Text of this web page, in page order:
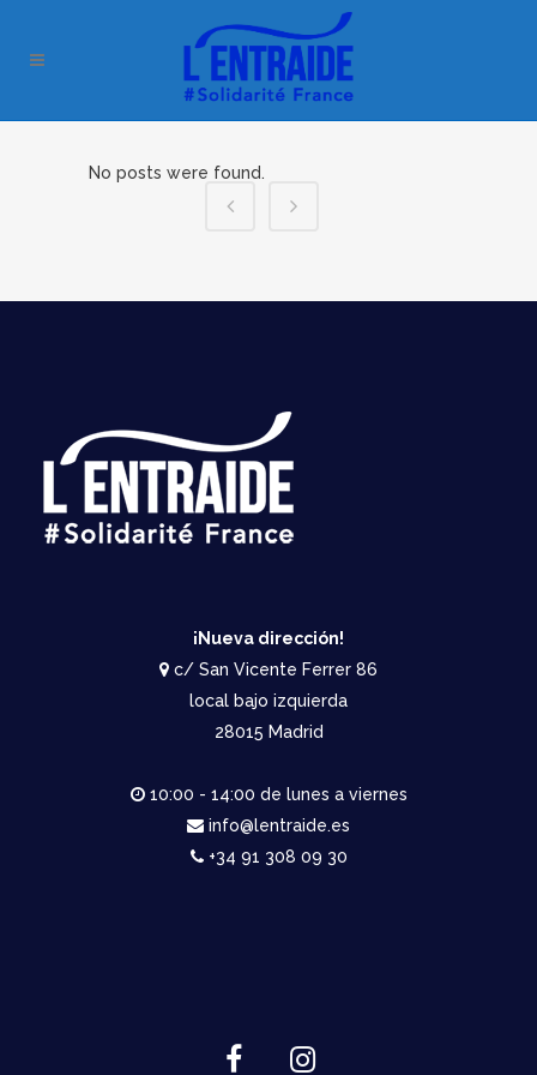
No posts were found.
¡Nueva dirección!
c/ San Vicente Ferrer 86
local bajo izquierda
28015 Madrid
10:00 - 14:00 de lunes a viernes
info@lentraide.es
+34 91 308 09 30